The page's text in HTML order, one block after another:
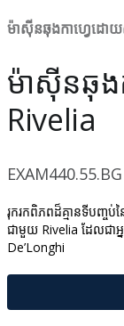
ម៉ាស៊ីនឆុងកាហ្វេដោយ
ម៉ាស៊ីនឆុង
Rivelia
EXAM440.55.BG
រុករកពិភពដ៏គ្មានទីបញ្ចប់
ជាមួយ Rivelia ដែលជាអ្
De’Longhi